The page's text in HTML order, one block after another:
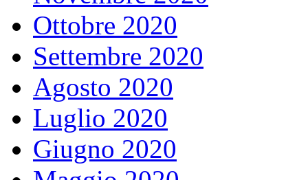
Ottobre 2020
Settembre 2020
Agosto 2020
Luglio 2020
Giugno 2020